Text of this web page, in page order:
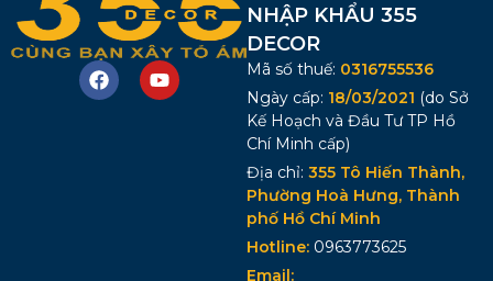
NHẬP KHẨU 355
DECOR
Mã số thuế: 0316755536
Ngày cấp: 18/03/2021 (do Sở
Kế Hoạch và Đầu Tư TP Hồ
Chí Minh cấp)
Địa chỉ: 355 Tô Hiến Thành,
Phường Hoà Hưng, Thành
phố Hồ Chí Minh
Hotline: 0963773625
Email: